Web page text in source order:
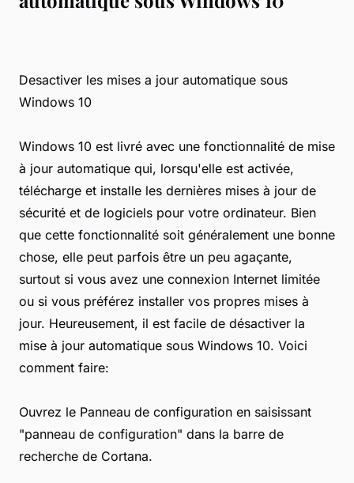
Desactiver les mises a jour automatique sous
Windows 10
Windows 10 est livré avec une fonctionnalité de mise
à jour automatique qui, lorsqu'elle est activée,
télécharge et installe les dernières mises à jour de
sécurité et de logiciels pour votre ordinateur. Bien
que cette fonctionnalité soit généralement une bonne
chose, elle peut parfois être un peu agaçante,
surtout si vous avez une connexion Internet limitée
ou si vous préférez installer vos propres mises à
jour. Heureusement, il est facile de désactiver la
mise à jour automatique sous Windows 10. Voici
comment faire:
Ouvrez le Panneau de configuration en saisissant
"panneau de configuration" dans la barre de
recherche de Cortana.